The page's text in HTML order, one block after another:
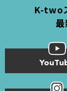
K-two
最